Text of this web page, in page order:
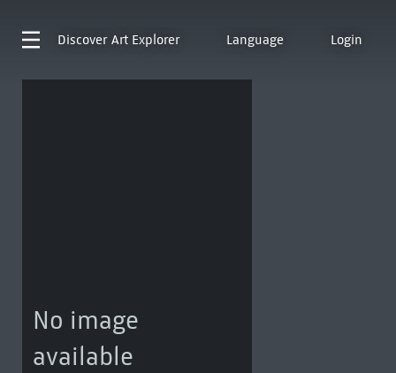
Discover Art Explorer Language Login
No image
available